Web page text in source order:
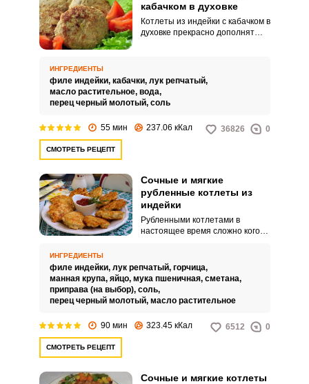
кабачком в духовке
Котлеты из индейки с кабачком в
духовке прекрасно дополнят
изумительный вкус даже в
холодном виде.
ИНГРЕДИЕНТЫ
филе индейки, кабачки, лук репчатый,
масло растительное, вода,
перец черный молотый, соль
55 мин 237.06 кКал 36826 0
СМОТРЕТЬ РЕЦЕПТ
Сочные и мягкие
рубленные котлеты из
индейки
Рубленными котлетами в
настоящее время сложно кого-
смогут покорить с первой пробы!
Вкус готового блюда получается
настолько гармоничным и
исключительным, что вся семья
котлеты!
ИНГРЕДИЕНТЫ
филе индейки, лук репчатый, горчица,
манная крупа, яйцо, мука пшеничная, сметана,
приправа (на выбор), соль,
перец черный молотый, масло растительное
90 мин 323.45 кКал 6512 0
СМОТРЕТЬ РЕЦЕПТ
Сочные и мягкие котлеты